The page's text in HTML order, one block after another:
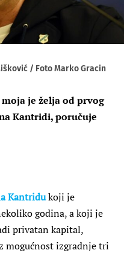
/ Foto Marko Gracin
je želja od prvog
Kantridi, poručuje
Kantridukoji je
godina, a koji je
privatan kapital,
mogućnost izgradnje tri